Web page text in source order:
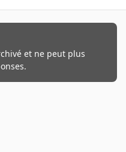
et ne peut plus